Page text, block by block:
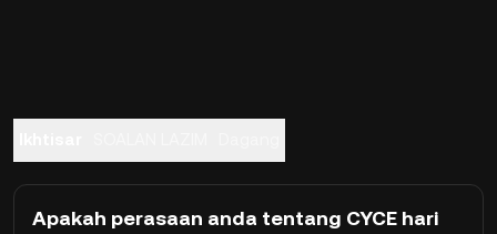
Apakah perasaan anda tentang CYCE hari